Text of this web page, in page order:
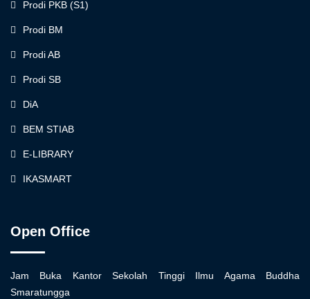
Prodi PKB (S1)
Prodi BM
Prodi AB
Prodi SB
DiA
BEM STIAB
E-LIBRARY
IKASMART
Open Office
Jam Buka Kantor Sekolah Tinggi Ilmu Agama Buddha
Smaratungga